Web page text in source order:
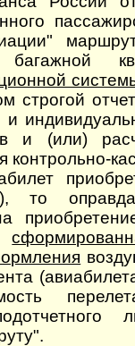
строгой
и
и (или)
то